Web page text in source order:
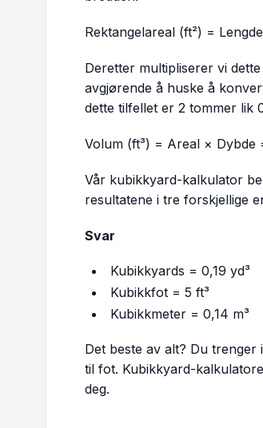
Rektangelareal (ft²) =
Deretter multipliserer vi
avgjørende å huske å
dette tilfellet er 2 tommer lik
Volum (ft³) = Areal × Dybde
Vår kubikkyard-kalkulator
resultatene i tre forskjellige
Svar
Kubikkyards = 0,19 yd³
Kubikkfot = 5 ft³
Kubikkmeter = 0,14 m³
Det beste av alt? Du
til fot. Kubikkyard-
deg.